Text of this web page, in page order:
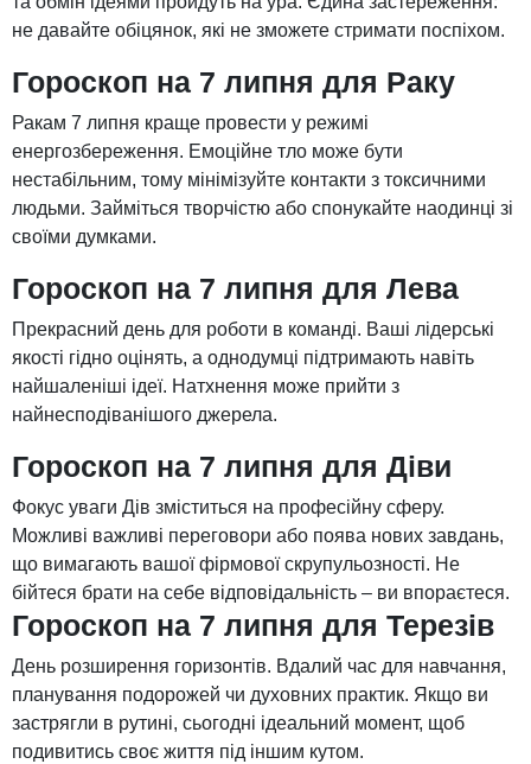
не давайте обіцянок, які не зможете стримати поспіхом.
Гороскоп на 7 липня для Раку
Ракам 7 липня краще провести у режимі
енергозбереження. Емоційне тло може бути
нестабільним, тому мінімізуйте контакти з токсичними
людьми. Займіться творчістю або спонукайте наодинці зі
своїми думками.
Гороскоп на 7 липня для Лева
Прекрасний день для роботи в команді. Ваші лідерські
якості гідно оцінять, а однодумці підтримають навіть
найшаленіші ідеї. Натхнення може прийти з
найнесподіванішого джерела.
Гороскоп на 7 липня для Діви
Фокус уваги Дів зміститься на професійну сферу.
Можливі важливі переговори або поява нових завдань,
що вимагають вашої фірмової скрупульозності. Не
бійтеся брати на себе відповідальність – ви впораєтеся.
Гороскоп на 7 липня для Терезів
День розширення горизонтів. Вдалий час для навчання,
планування подорожей чи духовних практик. Якщо ви
застрягли в рутині, сьогодні ідеальний момент, щоб
подивитись своє життя під іншим кутом.